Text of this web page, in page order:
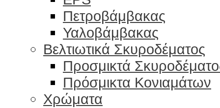
Πετροβάμβακας
Υαλοβάμβακας
Βελτιωτικά Σκυροδέματος
Προσμικτά
Πρόσμικτα Κονιαμάτων
Χρώματα